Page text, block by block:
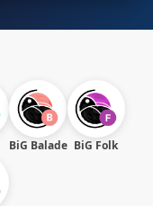
BiG Balade BiG Folk